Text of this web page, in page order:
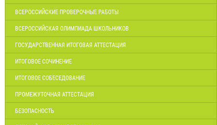
ВСЕРОССИЙСКИЕ ПРОВЕРОЧНЫЕ РАБОТЫ
ВСЕРОССИЙСКАЯ ОЛИМПИАДА ШКОЛЬНИКОВ
ГОСУДАРСТВЕННАЯ ИТОГОВАЯ АТТЕСТАЦИЯ
ИТОГОВОЕ СОЧИНЕНИЕ
ИТОГОВОЕ СОБЕСЕДОВАНИЕ
ПРОМЕЖУТОЧНАЯ АТТЕСТАЦИЯ
БЕЗОПАСНОСТЬ